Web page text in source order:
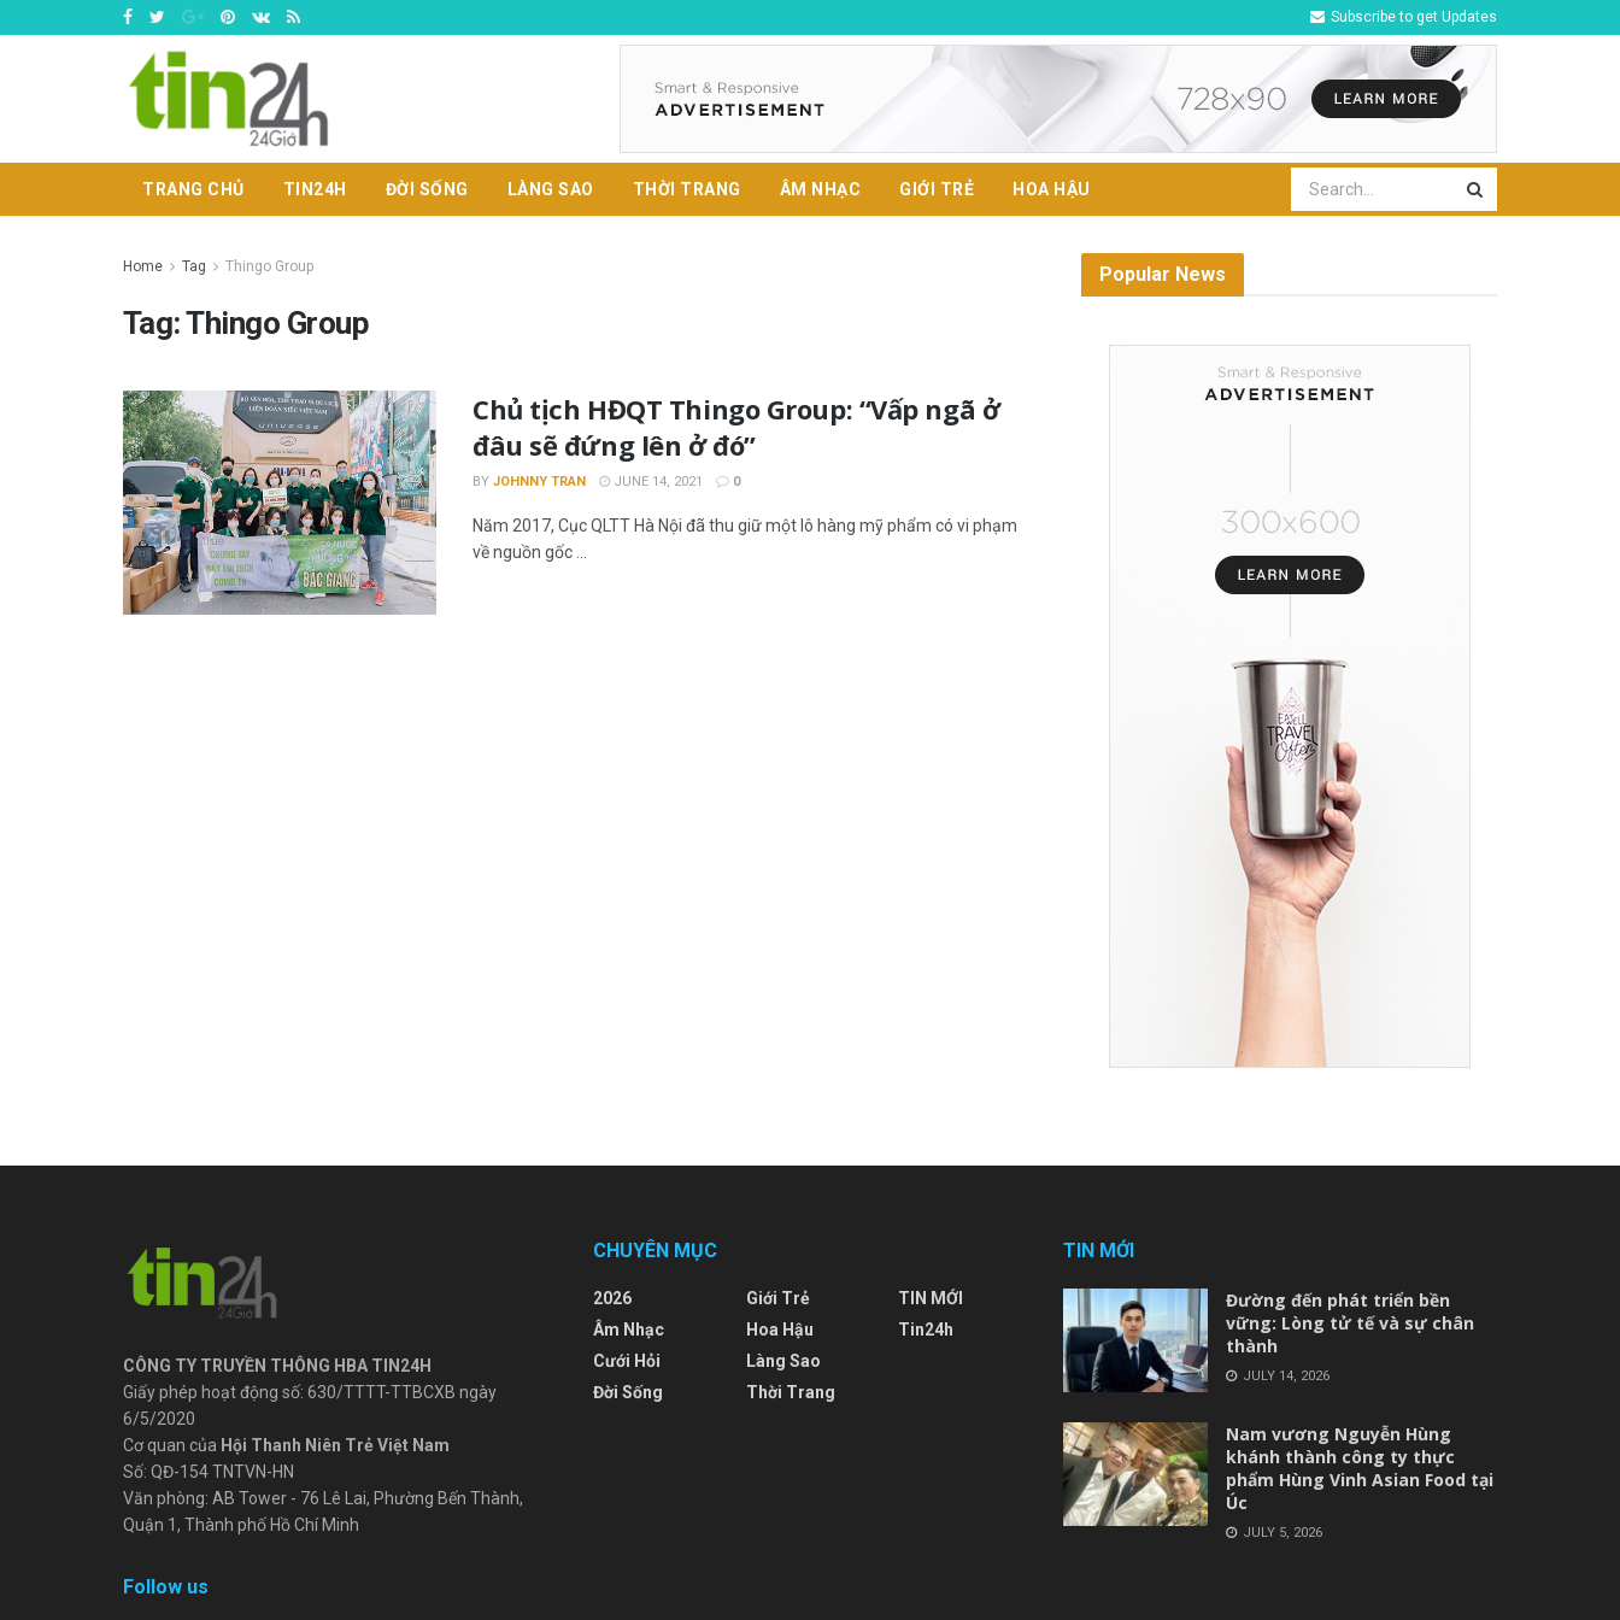
Subscribe to get Updates
TRANG CHỦ TIN24H ĐỜI SỐNG LÀNG SAO THỜI TRANG ÂM NHẠC GIỚI TRẺ HOA HẬU
Home Tag Thingo Group
Tag:Thingo Group
Chủ tịch HĐQT Thingo Group: “Vấp ngã ở
đâu sẽ đứng lên ở đó”
BY JOHNNY TRAN JUNE 14, 2021 0
Năm 2017, Cục QLTT Hà Nội đã thu giữ một lô hàng mỹ phẩm có vi phạm
về nguồn gốc ...
Popular News
CÔNG TY TRUYỀN THÔNG HBA TIN24H
Giấy phép hoạt động số: 630/TTTT-TTBCXB ngày
6/5/2020
Cơ quan của Hội Thanh Niên Trẻ Việt Nam
Số: QĐ-154 TNTVN-HN
Văn phòng: AB Tower - 76 Lê Lai, Phường Bến Thành,
Quận 1, Thành phố Hồ Chí Minh
Follow us
CHUYÊN MỤC
2026
Âm Nhạc
Cưới Hỏi
Đời Sống
Giới Trẻ
Hoa Hậu
Làng Sao
Thời Trang
TIN MỚI
Tin24h
TIN MỚI
Đường đến phát triển bền
vững: Lòng tử tế và sự chân
thành
JULY 14, 2026
Nam vương Nguyễn Hùng
khánh thành công ty thực
phẩm Hùng Vinh Asian Food tại
Úc
JULY 5, 2026